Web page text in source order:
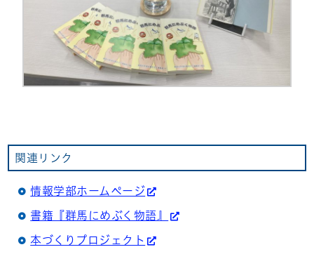
関連リンク
情報学部ホームページ
書籍『群馬にめぶく物語』
本づくりプロジェクト